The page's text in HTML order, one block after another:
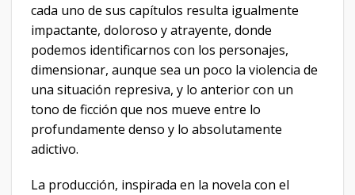
cada uno de sus capítulos resulta igualmente
impactante, doloroso y atrayente, donde
podemos identificarnos con los personajes,
dimensionar, aunque sea un poco la violencia de
una situación represiva, y lo anterior con un
tono de ficción que nos mueve entre lo
profundamente denso y lo absolutamente
adictivo.
La producción, inspirada en la novela con el